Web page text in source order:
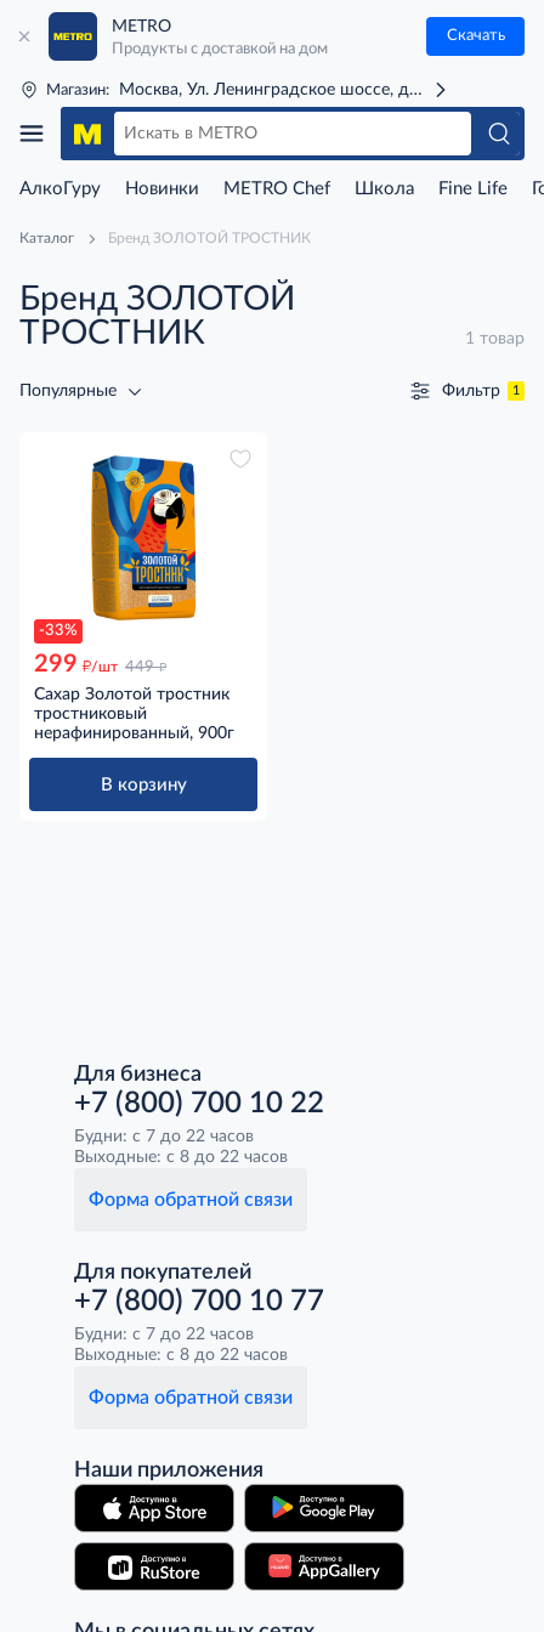
METRO
Продукты с доставкой на дом
Скачать
Магазин: Москва, Ул. Ленинградское шоссе, д. 71Г (м. Речной
АлкоГуру Новинки METRO Chef Школа Fine Life
Каталог Бренд ЗОЛОТОЙ ТРОСТНИК
Бренд ЗОЛОТОЙ
ТРОСТНИК
1 товар
Популярные Фильтр 1
-33%
299 д/шт 449 д
Сахар Золотой тростник
тростниковый
нерафинированный, 900г
В корзину
Для бизнеса
+7 (800) 700 10 22
Будни: с 7 до 22 часов
Выходные: с 8 до 22 часов
Форма обратной связи
Для покупателей
+7 (800) 700 10 77
Будни: с 7 до 22 часов
Выходные: с 8 до 22 часов
Форма обратной связи
Наши приложения